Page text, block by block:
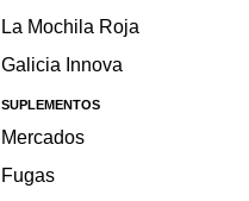
La Mochila Roja
Galicia Innova
SUPLEMENTOS
Mercados
Fugas